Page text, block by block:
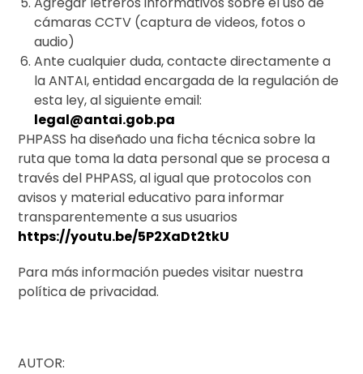
cámaras CCTV (captura de videos, fotos o
audio)
Ante cualquier duda, contacte directamente a
la ANTAI, entidad encargada de la regulación de
esta ley, al siguiente email:
legal@antai.gob.pa
PHPASS ha diseñado una ficha técnica sobre la
ruta que toma la data personal que se procesa a
través del PHPASS, al igual que protocolos con
avisos y material educativo para informar
transparentemente a sus usuarios
https://youtu.be/5P2XaDt2tkU
Para más información puedes visitar nuestra
política de privacidad.
AUTOR: